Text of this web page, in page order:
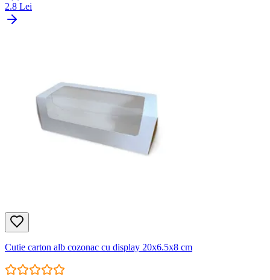
2.8 Lei
Cutie carton alb cozonac cu display 20x6.5x8 cm